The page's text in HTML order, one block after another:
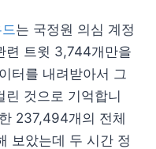
는 국정원 의심 계정
련 트윗 3,744개만을
터를 내려받아서 그
것으로 기억합니
237,494개의 전체
보았는데 두 시간 정